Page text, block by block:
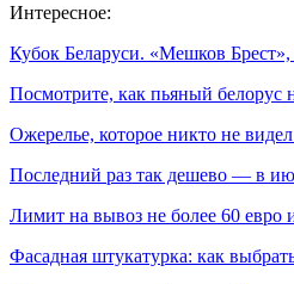
Интересное:
Кубок Беларуси. «Мешков
Посмотрите, как пьяный
Ожерелье, которое никто не
Последний раз так дешево — в
Лимит на вывоз не более 60
Фасадная штукатурка: как